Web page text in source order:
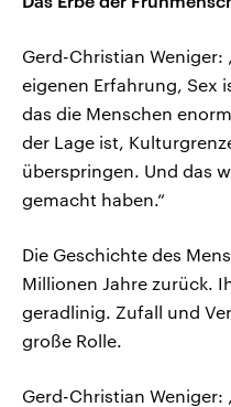
Gerd-Christian Weniger:
eigenen Erfahrung, Sex
das die Menschen
der Lage ist,
überspringen. Und das
gemacht haben.“
Die Geschichte des
Millionen Jahre zurück.
geradlinig. Zufall und
große Rolle.
Gerd-Christian